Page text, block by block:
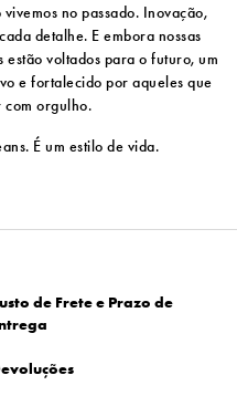
no passado. Inovação,
detalhe. E embora nossas
estão voltados para o futuro, um
e fortalecido por aqueles que
com orgulho.
É um estilo de vida.
de Frete e Prazo de